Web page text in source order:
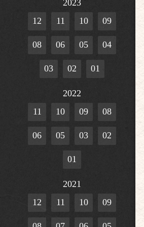
2023
12
11 10 09
08 06 05 04
03 02 01
2022
11
10 09 08
06 05 03 02
01
2021
12
11 10 09